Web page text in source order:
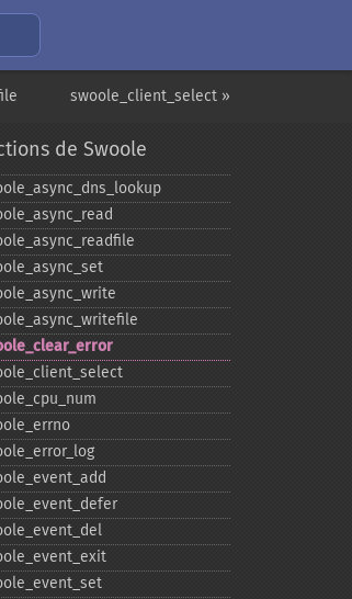
swoole_client_select »
de Swoole